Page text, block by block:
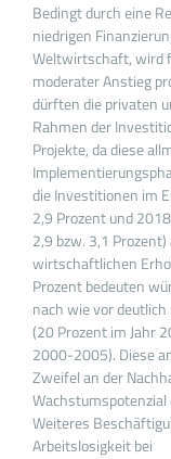
Bedingt durch eine
niedrigen
Weltwirtschaft, wird
moderater Anstieg
dürften die privaten
Rahmen der
Projekte, da diese
die Investitionen im
2,9 Prozent und
2,9 bzw. 3,1
wirtschaftlichen
Prozent bedeuten
nach wie vor
(20 Prozent im Jahr
2000-2005). Diese
Zweifel an der
Weiteres
Arbeitslosigkeit bei